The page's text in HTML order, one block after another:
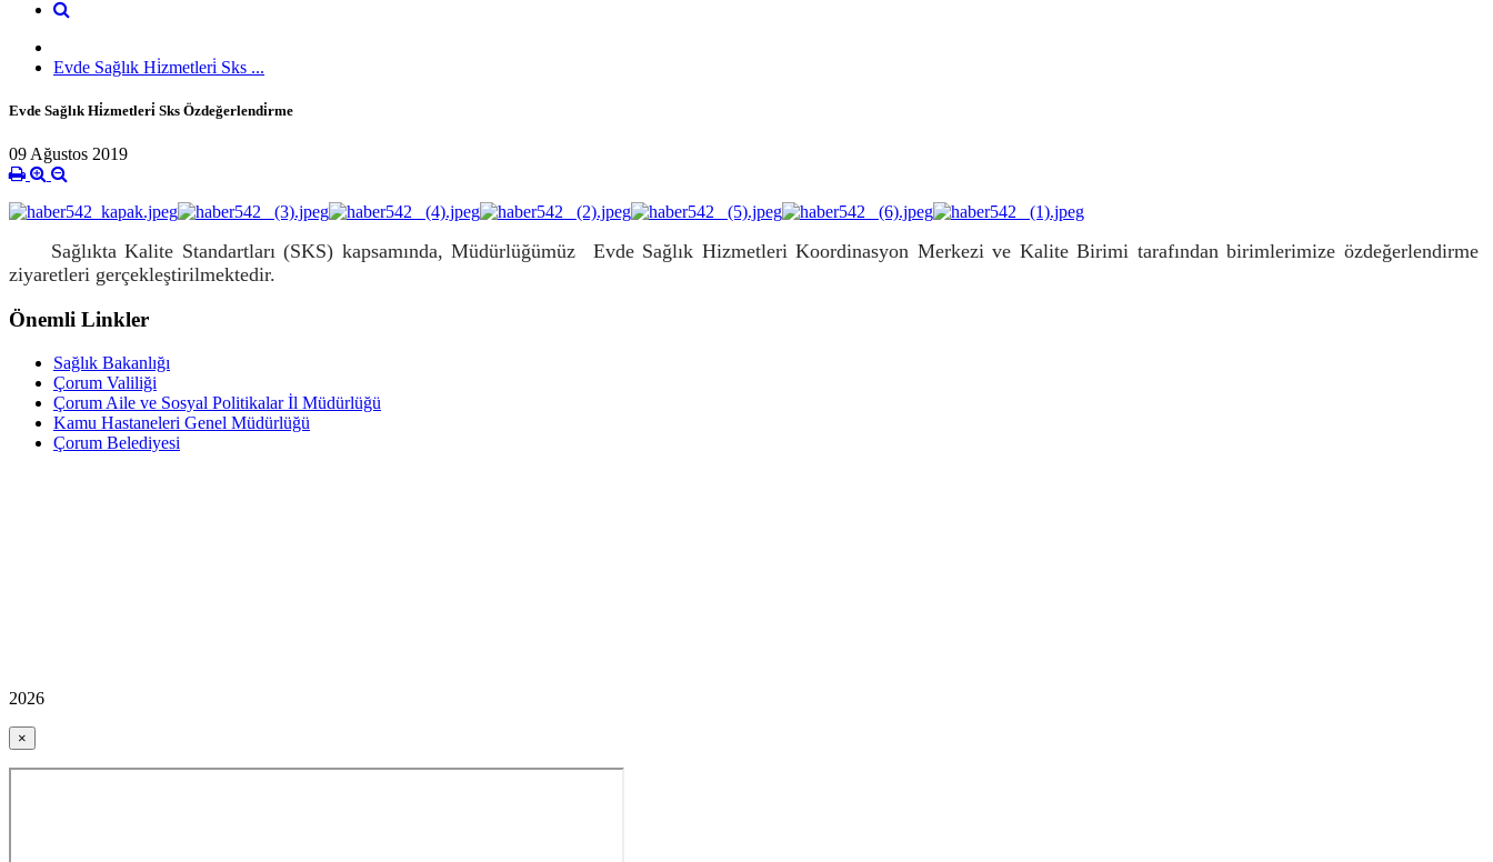
Evde Sağlık Hi̇zmetleri̇ Sks ...
Evde Sağlık Hi̇zmetleri̇ Sks Özdeğerlendi̇rme
09 Ağustos 2019
Sağlıkta Kalite Standartları (SKS) kapsamında, Müdürlüğümüz Evde Sağlık Hizmetleri Koordinasyon Merkezi ve Kalite Birimi tarafından birimlerimize özdeğerlendirme
ziyaretleri gerçekleştirilmektedir.
Önemli Linkler
Sağlık Bakanlığı
Çorum Valiliği
Çorum Aile ve Sosyal Politikalar İl Müdürlüğü
Kamu Hastaneleri Genel Müdürlüğü
Çorum Belediyesi
2026
×